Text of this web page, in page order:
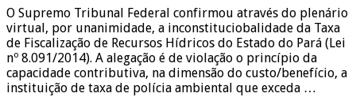
O Supremo Tribunal Federal confirmou através do plenário
virtual, por unanimidade, a inconstituciobalidade da Taxa
de Fiscalização de Recursos Hídricos do Estado do Pará (Lei
nº 8.091/2014). A alegação é de violação o princípio da
capacidade contributiva, na dimensão do custo/benefício, a
instituição de taxa de polícia ambiental que exceda …